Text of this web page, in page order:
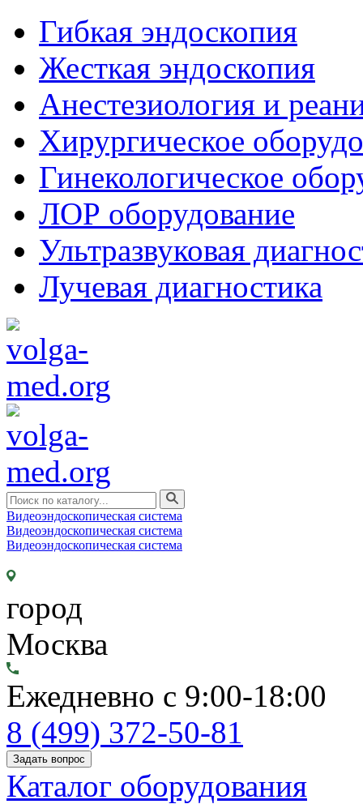
Гибкая эндоскопия
Жесткая эндоскопия
Анестезиология и
Хирургическое
Гинекологическое
ЛОР оборудование
Ультразвуковая
Лучевая диагностика
Видеоэндоскопическая система
Видеоэндоскопическая система
Видеоэндоскопическая система
город
Москва
Ежедневно с 9:00-18:00
8 (499) 372-50-81
Задать вопрос
Каталог оборудования